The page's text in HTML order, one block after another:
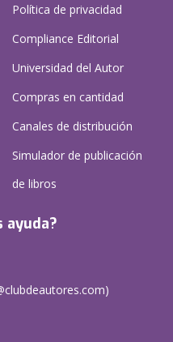
Política de privacidad
Compliance Editorial
Universidad del Autor
Compras en cantidad
Canales de distribución
Simulador de publicación
de libros
ayuda?
)